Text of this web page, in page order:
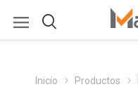
Inicio Productos